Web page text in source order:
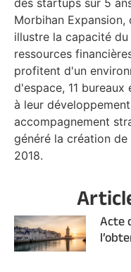
Morbihan
illustre la capacité
ressources
profitent d'un
d'espace, 11
à leur
accompagnement
généré la création
2018.
Acte